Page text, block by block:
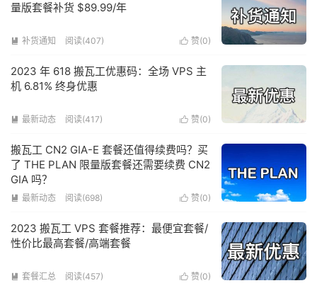
量版套餐补货 $89.99/年
 补货通知 阅读(407)  赞(0)
2023 年 618 搬瓦工优惠码：全场 VPS 主
机 6.81% 终身优惠
 最新动态 阅读(417)  赞(0)
搬瓦工 CN2 GIA-E 套餐还值得续费吗？买
了 THE PLAN 限量版套餐还需要续费 CN2
GIA 吗？
 最新动态 阅读(698)  赞(0)
2023 搬瓦工 VPS 套餐推荐：最便宜套餐/
性价比最高套餐/高端套餐
 套餐汇总 阅读(457)  赞(0)